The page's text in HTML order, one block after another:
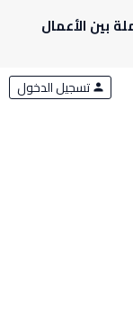
بين الأعمال
person تسجيل الدخول